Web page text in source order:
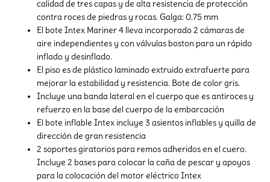
calidad de tres capas y de alta resistencia de protección
contra roces de piedras y rocas. Galga: 0.75 mm
El bote Intex Mariner 4 lleva incorporado 2 cámaras de
aire independientes y con válvulas boston para un rápido
inflado y desinflado.
El piso es de plástico laminado extruido extrafuerte para
mejorar la estabilidad y resistencia. Bote de color gris.
Incluye una banda lateral en el cuerpo que es antiroces y
refuerzo en la base del cuerpo de la embarcación
El bote inflable Intex incluye 3 asientos inflables y quilla de
dirección de gran resistencia
2 soportes giratorios para remos adheridos en el cuero.
Incluye 2 bases para colocar la caña de pescar y apoyos
para la colocación del motor eléctrico Intex